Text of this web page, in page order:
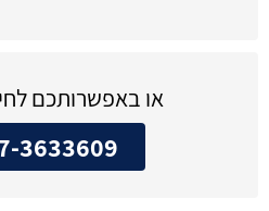
או באפשרותכם
3633609